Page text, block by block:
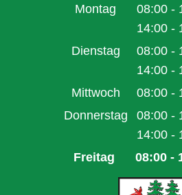
Montag 08:00 -
Von
14:00 -
Von
Dienstag 08:00 -
Von
14:00 -
Von
Mittwoch 08:00 -
Von
Donnerstag 08:00 -
Von
14:00 -
Von
Freitag 08:00 -
Von